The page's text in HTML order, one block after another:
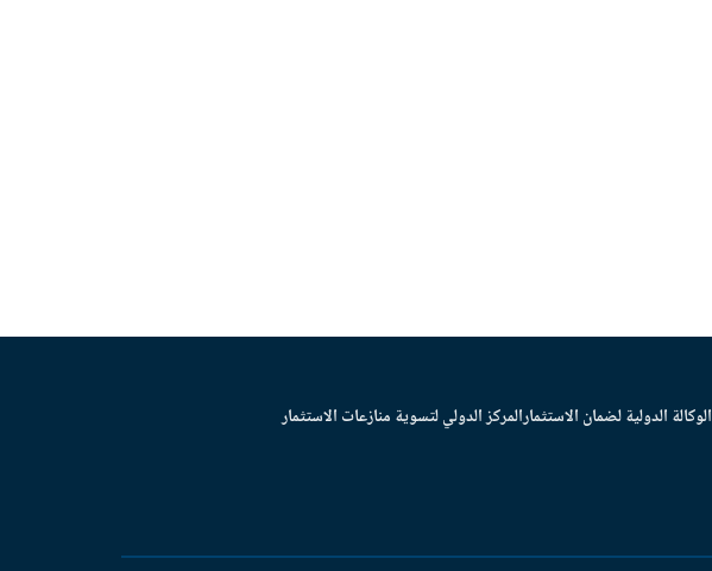
الوكالة الدولية لضمان الاستثمارالمركز الدولي لتسوية منازعات الاستثمار